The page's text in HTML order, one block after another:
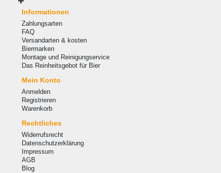
Informationen
Zahlungsarten
FAQ
Versandarten & kosten
Biermarken
Montage und Reinigungservice
Das Reinheitsgebot für Bier
Mein Konto
Anmelden
Registrieren
Warenkorb
Rechtliches
Widerrufsrecht
Datenschutzerklärung
Impressum
AGB
Blog